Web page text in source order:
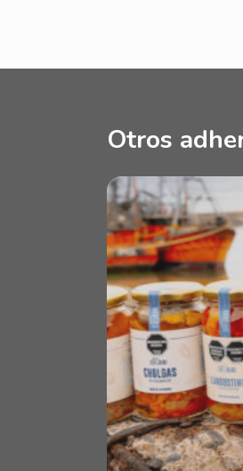
Otros